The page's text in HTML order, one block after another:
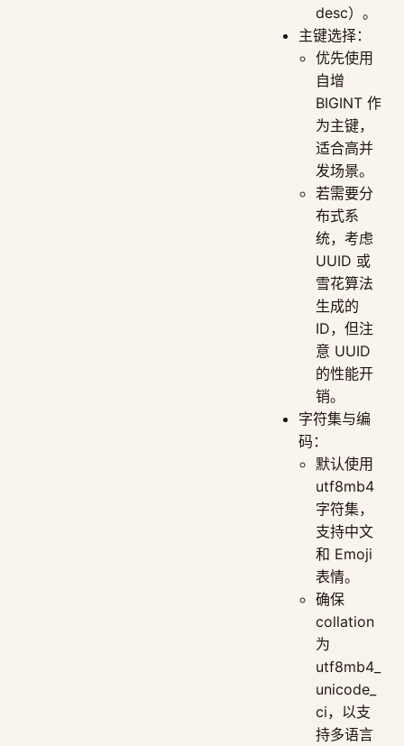
desc）。
主键选择：
优先使用
自增
BIGINT 作
为主键，
适合高并
发场景。
若需要分
布式系
统，考虑
UUID 或
雪花算法
生成的
ID，但注
意 UUID
的性能开
销。
字符集与编
码：
默认使用
utf8mb4
字符集，
支持中文
和 Emoji
表情。
确保
collation
为
utf8mb4_
unicode_
ci，以支
持多语言